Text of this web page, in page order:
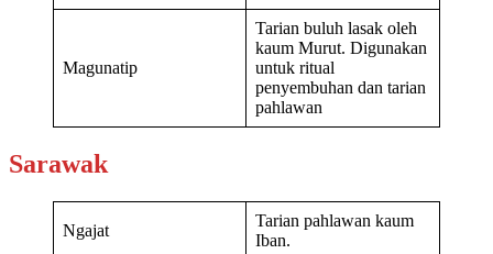
Magunatip
Tarian buluh lasak oleh
kaum Murut. Digunakan
untuk ritual
penyembuhan dan tarian
pahlawan
Sarawak
Ngajat
Tarian pahlawan kaum
Iban.